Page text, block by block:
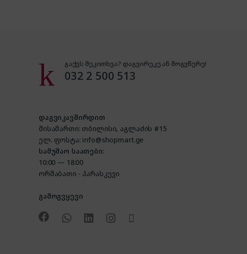
გაქვს შეკითხვა? დაგვირეკე ან მოგვწერე!
032 2 500 513
დაგვიკავშირდით
მისამართი: თბილისი, აგლაძის #15
ელ. ფოსტა: info@shopmart.ge
სამუშაო საათები:
10:00 — 18:00
ორშაბათი - პარასკევი
გამოგვყევი